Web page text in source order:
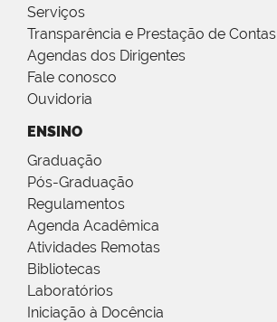
Serviços
Transparência e Prestação de Contas
Agendas dos Dirigentes
Fale conosco
Ouvidoria
ENSINO
Graduação
Pós-Graduação
Regulamentos
Agenda Acadêmica
Atividades Remotas
Bibliotecas
Laboratórios
Iniciação à Docência